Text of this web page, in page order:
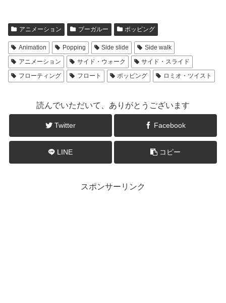
アニメーション ブーガルー ポッピング
Animation Popping Side slide
Side walk
アニメーション
サイド・ウォーク
サイド・スライド
フローティング
フロート ポッピング ロミオ・ツイスト
読んでいただいて、ありがとうございます
Twitter Facebook
LINE コピー
スポンサーリンク